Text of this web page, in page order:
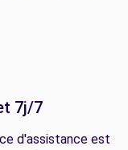
7j/7
d'assistance est